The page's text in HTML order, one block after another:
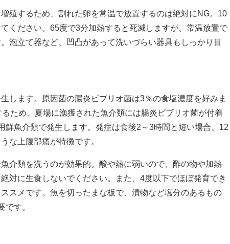
殖するため、割れた卵を常温で放置するのは絶対にNG。10
ください。65度で3分加熱すると死滅しますが、常温放置で
泡立て器など、凹凸があって洗いづらい器具もしっかり目
します。原因菌の腸炎ビブリオ菌は3％の食塩濃度を好みま
ため、夏場に漁獲された魚介類には腸炎ビブリオ菌が付着
鮮魚介類で発生します。発症は食後2～3時間と短い場合、12
な上腹部痛が特徴です。
介類を洗うのが効果的。酸や熱に弱いので、酢の物や加熱
対に生食しないでください。また、4度以下でほぼ発育でき
スメです。魚を切ったまな板で、漬物など塩分のあるもの
です。